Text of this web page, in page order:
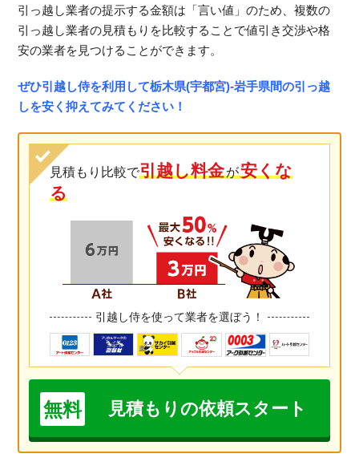
引っ越し業者の提示する金額は「言い値」のため、複数の
引っ越し業者の見積もりを比較することで値引き交渉や格
安の業者を見つけることができます。
ぜひ引越し侍を利用して栃木県(宇都宮)-岩手県間の引っ越
しを安く抑えてみてください！
見積もり比較で引越し料金が安くな
る
引越し侍を使って業者を選ぼう！
無料 見積もりの依頼スタート